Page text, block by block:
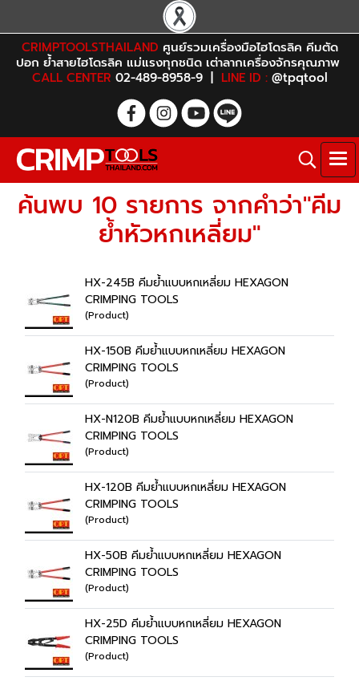
CRIMPTOOLSTHAILAND ศูนย์รวมเครื่องมือไฮโดรลิค คีมตัด
ปอก ย้ำสายไฮโดรลิค แม่แรงทุกชนิด เต่าลากเครื่องจักรคุณภาพ
CALL CENTER 02-489-8958-9 | LINE ID :@tpqtool
ค้นพบ 10 รายการ จากคำว่า"คีม
ย้ำหัวหกเหลี่ยม"
HX-245B คีมย้ำแบบหกเหลี่ยม HEXAGON
CRIMPING TOOLS
(Product)
HX-150B คีมย้ำแบบหกเหลี่ยม HEXAGON
CRIMPING TOOLS
(Product)
HX-N120B คีมย้ำแบบหกเหลี่ยม HEXAGON
CRIMPING TOOLS
(Product)
HX-120B คีมย้ำแบบหกเหลี่ยม HEXAGON
CRIMPING TOOLS
(Product)
HX-50B คีมย้ำแบบหกเหลี่ยม HEXAGON
CRIMPING TOOLS
(Product)
HX-25D คีมย้ำแบบหกเหลี่ยม HEXAGON
CRIMPING TOOLS
(Product)